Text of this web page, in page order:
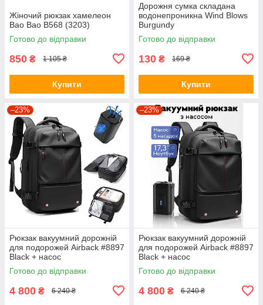
Жіночий рюкзак хамелеон
Bao Bao B568 (3203)
Готово до відправки
850 ₴ 1 105 ₴
Купити
Дорожня сумка складана
водонепроникна Wind Blows
Burgundy
Готово до відправки
130 ₴ 169 ₴
Купити
–23%
Рюкзак вакуумний дорожній
для подорожей Airback #8897
Black + насос
Готово до відправки
4 800 ₴ 6 240 ₴
–23%
Рюкзак вакуумний дорожній
для подорожей Airback #8897
Black + насос
Готово до відправки
4 800 ₴ 6 240 ₴